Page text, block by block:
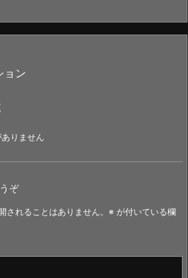
ョン
りません
ぞ
されることはありません。 ※ が付いている欄